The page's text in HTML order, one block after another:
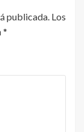
publicada. Los
*